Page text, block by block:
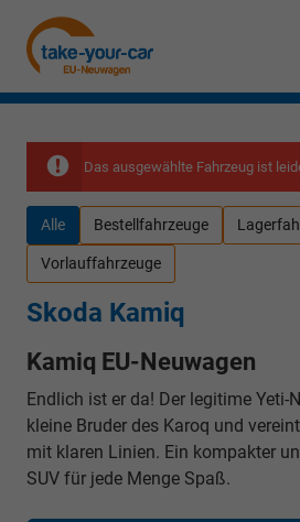
Das ausgewählte Fahrzeug ist
Alle Bestellfahrzeuge
Vorlauffahrzeuge
Skoda Kamiq
Kamiq EU-Neuwagen
Endlich ist er da! Der legitime Yeti-
kleine Bruder des Karoq und
mit klaren Linien. Ein kompakter
SUV für jede Menge Spaß.